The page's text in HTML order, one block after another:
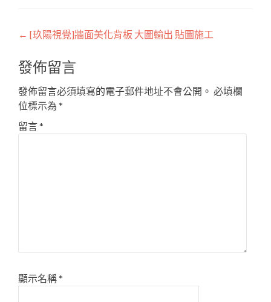
Post
navigation
← [玖陽視覺]牆面美化背板 大圖輸出 貼圖施工
發佈留言
發佈留言必須填寫的電子郵件地址不會公開。 必填欄
位標示為 *
留言*
顯示名稱*